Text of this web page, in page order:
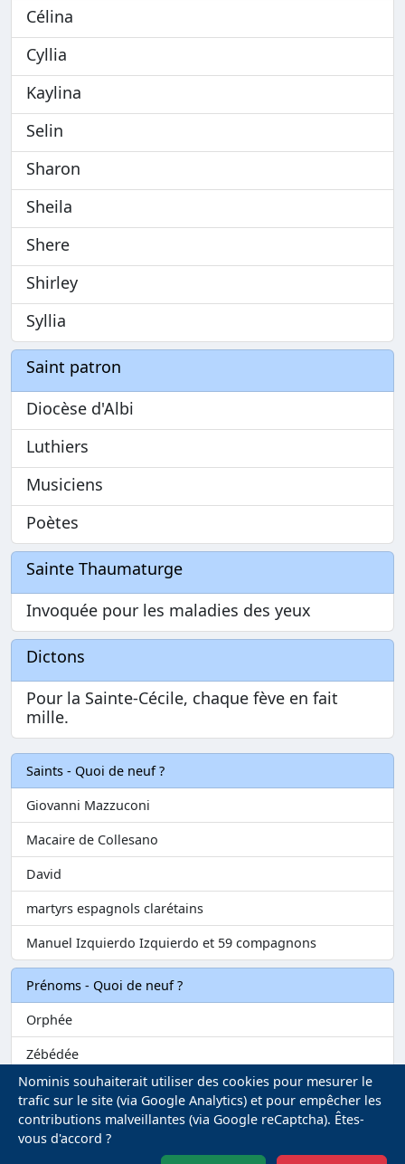
Célina
Cyllia
Kaylina
Selin
Sharon
Sheila
Shere
Shirley
Syllia
Saint patron
Diocèse d'Albi
Luthiers
Musiciens
Poètes
Sainte Thaumaturge
Invoquée pour les maladies des yeux
Dictons
Pour la Sainte-Cécile, chaque fève en fait
mille.
Saints - Quoi de neuf ?
Giovanni Mazzuconi
Macaire de Collesano
David
martyrs espagnols clarétains
Manuel Izquierdo Izquierdo et 59 compagnons
Prénoms - Quoi de neuf ?
Orphée
Zébédée
Melvil
Matilin
Nominis souhaiterait utiliser des cookies pour mesurer le
trafic sur le site (via Google Analytics) et pour empêcher les
contributions malveillantes (via Google reCaptcha). Êtes-
vous d'accord ?